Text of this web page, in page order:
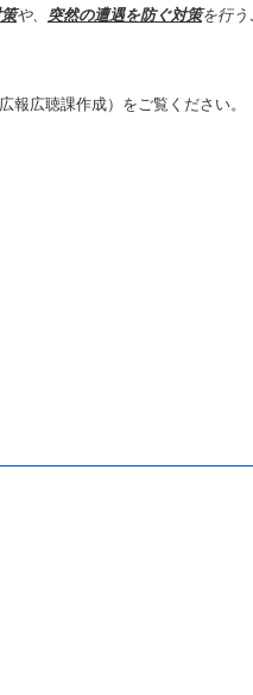
や、 突然の遭遇を防ぐ対策を行う
報広聴課作成）をご覧ください。